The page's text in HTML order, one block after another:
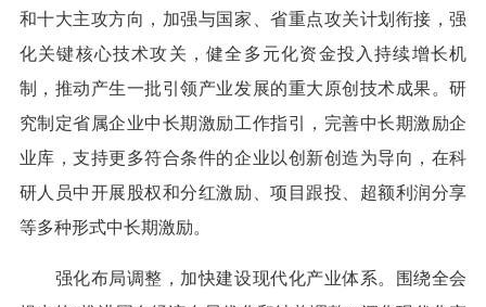
和十大主攻方向，加强与国家、省重点攻关计划衔接，强
化关键核心技术攻关，健全多元化资金投入持续增长机
制，推动产生一批引领产业发展的重大原创技术成果。研
究制定省属企业中长期激励工作指引，完善中长期激励企
业库，支持更多符合条件的企业以创新创造为导向，在科
研人员中开展股权和分红激励、项目跟投、超额利润分享
等多种形式中长期激励。
强化布局调整，加快建设现代化产业体系。围绕全会